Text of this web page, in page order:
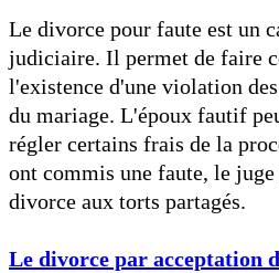
Le divorce pour faute est un
judiciaire. Il permet de faire
l'existence d'une violation
du mariage. L'époux fautif
régler certains frais de la
ont commis une faute, le
divorce aux torts partagés.
Le divorce par acceptation